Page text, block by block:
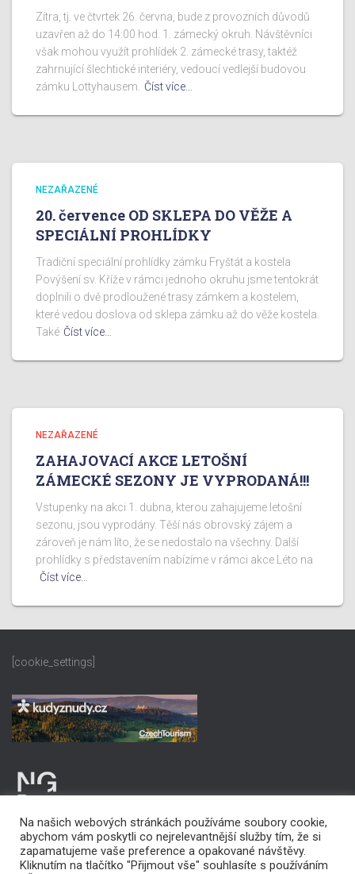
Zítra, tj. ve čtvrtek 26. června, bude z provozních důvodů
uzavřen až do 14:00 hod. 1. zámecký okruh. Návštěvníci
však mohou využít prohlídek 2. zámecké trasy, taktéž
zahrnující šlechtické interiéry, vedoucí vedlejší budovou
zámku Lottyhausem.
Číst více…
NEZAŘAZENÉ
20. července OD SKLEPA DO VĚŽE A
SPECIÁLNÍ PROHLÍDKY
Tradiční speciální prohlídky zámku Fryštát a kostela
Povýšení sv. Kříže v rámci jednoho okruhu jsme tentokrát
doplnili o dvě prodloužené trasy zámkem a kostelem,
které vedou doslova od sklepa zámku až do věže kostela.
Také Číst více…
NEZAŘAZENÉ
ZAHAJOVACÍ AKCE LETOŠNÍ
ZÁMECKÉ SEZONY JE VYPRODANÁ!!!
Vstupenky na akci 1. dubna, kterou zahajujeme letošní
sezonu, jsou vyprodány. Těší nás obrovský zájem a
zároveň je nám líto, že se nedostalo na všechny. Další
prohlídky s představením nabízíme v rámci akce Léto na
Číst více…
[cookie_settings]
Na našich webových stránkách používáme soubory cookie,
abychom vám poskytli co nejrelevantnější služby tím, že si
zapamatujeme vaše preference a opakované návštěvy.
Kliknutím na tlačítko "Přijmout vše" souhlasíte s používáním